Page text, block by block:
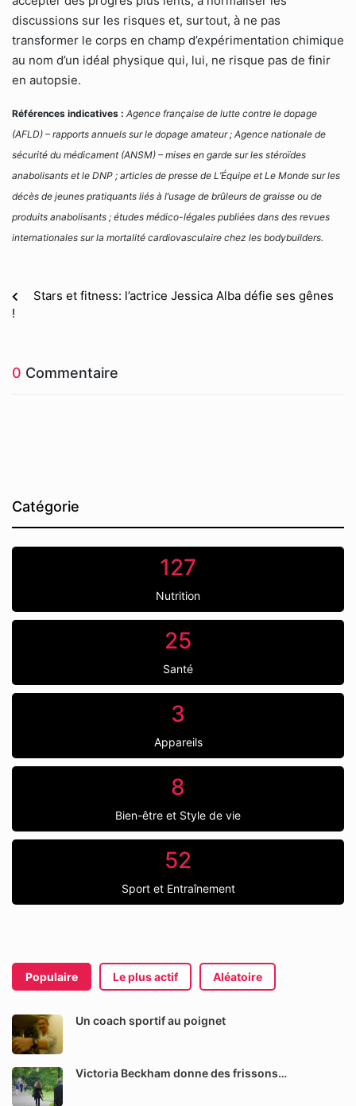
discussions sur les risques et, surtout, à ne pas
transformer le corps en champ d’expérimentation chimique
au nom d’un idéal physique qui, lui, ne risque pas de finir
en autopsie.
Références indicatives : Agence française de lutte contre le dopage
(AFLD) – rapports annuels sur le dopage amateur ; Agence nationale de
sécurité du médicament (ANSM) – mises en garde sur les stéroïdes
anabolisants et le DNP ; articles de presse de L’Équipe et Le Monde sur les
décès de jeunes pratiquants liés à l’usage de brûleurs de graisse ou de
produits anabolisants ; études médico-légales publiées dans des revues
internationales sur la mortalité cardiovasculaire chez les bodybuilders.
Stars et fitness: l’actrice Jessica Alba défie ses gênes
!
0 Commentaire
Catégorie
127
Nutrition
25
Santé
3
Appareils
8
Bien-être et Style de vie
52
Sport et Entraînement
Populaire Le plus actif Aléatoire
Un coach sportif au poignet
Victoria Beckham donne des frissons…